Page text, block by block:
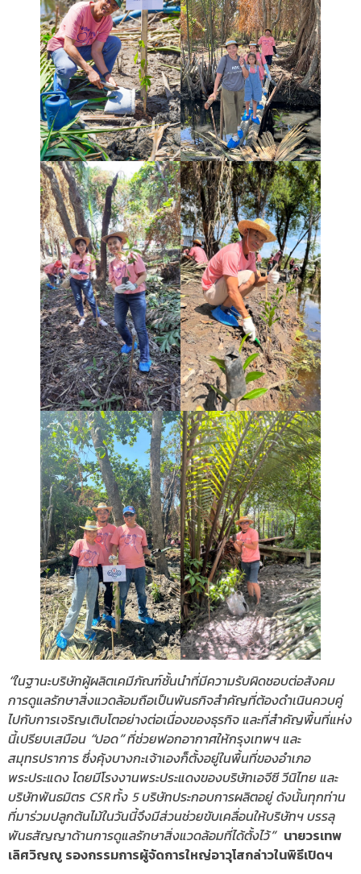
“ในฐานะบริษัทผู้ผลิตเคมีภัณฑ์ชั้นนำที่มีความรับผิดชอบต่อสังคม
การดูแลรักษาสิ่งแวดล้อมถือเป็นพันธกิจสำคัญที่ต้องดำเนินควบคู่
ไปกับการเจริญเติบโตอย่างต่อเนื่องของธุรกิจ และที่สำคัญพื้นที่แห่ง
นี้เปรียบเสมือน “ปอด” ที่ช่วยฟอกอากาศให้กรุงเทพฯ และ
สมุทรปราการ ซึ่งคุ้งบางกะเจ้าเองก็ตั้งอยู่ในพื้นที่ของอำเภอ
พระประแดง โดยมีโรงงานพระประแดงของบริษัทเอจีซี วีนิไทย และ
บริษัทพันธมิตร CSR ทั้ง 5 บริษัทประกอบการผลิตอยู่ ดังนั้นทุกท่าน
ที่มาร่วมปลูกต้นไม้ในวันนี้จึงมีส่วนช่วยขับเคลื่อนให้บริษัทฯ บรรลุ
พันธสัญญาด้านการดูแลรักษาสิ่งแวดล้อมที่ได้ตั้งไว้” นายวรเทพ
เลิศวิญญู รองกรรมการผู้จัดการใหญ่อาวุโสกล่าวในพิธีเปิดฯ